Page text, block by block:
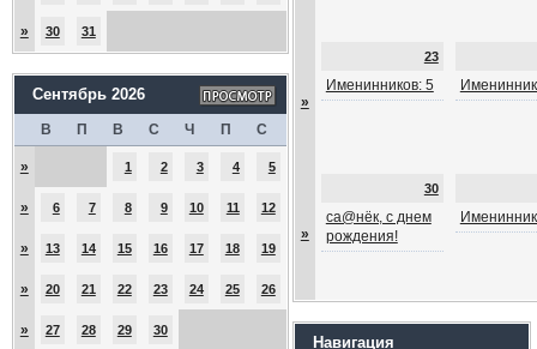
» 30 31
Сентябрь 2026
В П В С Ч П С
» 1 2 3 4 5
» 6 7 8 9 10 11 12
» 13 14 15 16 17 18 19
» 20 21 22 23 24 25 26
» 27 28 29 30
»
23
Именинников: 5
»
30
са@нёк, с днем
рождения!
Навигация